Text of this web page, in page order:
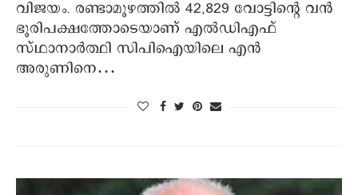
വിജയം. രണ്ടാമൂഴത്തില്‍ 42,829 വോട്ടിന്റെ വന്‍
ഭൂരിപക്ഷത്തോടെയാണ് എല്‍ഡിഎഫ്
സ്ഥാനാര്‍ത്ഥി സിപിഐയിലെ എന്‍
അരുണിനെ…